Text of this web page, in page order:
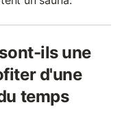
ils une
d'une
temps